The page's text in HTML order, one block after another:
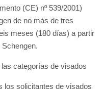
(CE) nº 539/2001)
de no más de tres
meses (180 días) a partir
categorías de visados
los solicitantes de visados